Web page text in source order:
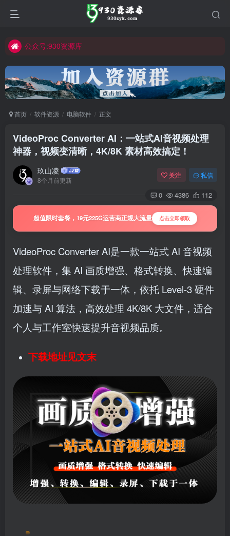
公众号:930资源库
首页 软件资源 电脑软件 正文
VideoProc Converter AI：一站式AI音视频处理
神器，视频变清晰，4K/8K 素材高效搞定！
玖山凌
8个月前更新
关注 私信
0 4386 112
超值限时套餐，19元225G运营商正规大流量 点击立即领取
VideoProc Converter AI是一款一站式 AI 音视频
处理软件，集 AI 画质增强、格式转换、快速编
辑、录屏与网络下载于一体，依托 Level‑3 硬件
加速与 AI 算法，高效处理 4K/8K 大文件，适合
个人与工作室快速提升音视频品质。
下载地址见文末